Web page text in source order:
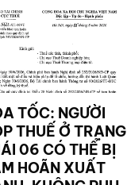
TỐC: NGƯỜI
THUẾ Ở TRẠNG
06 CÓ THỂ BỊ
HOÃN XUẤT